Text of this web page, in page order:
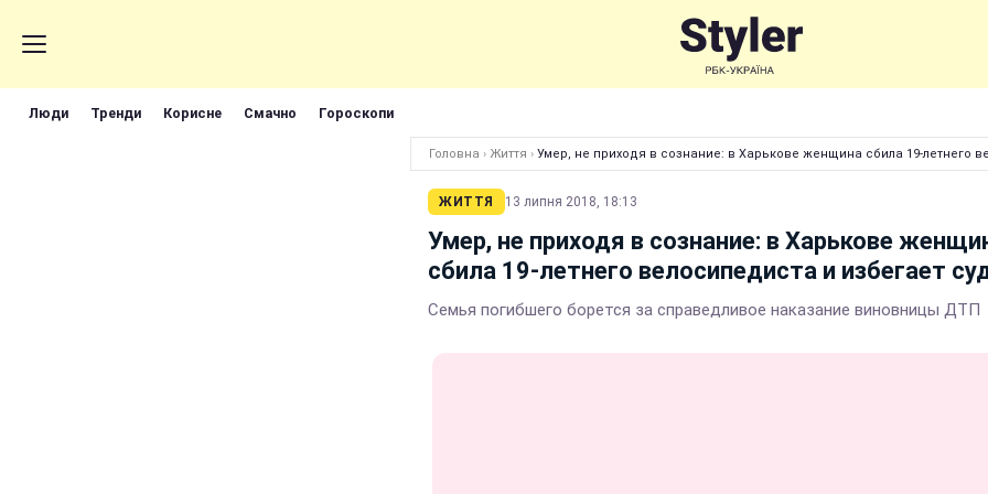
Люди Тренди Корисне Смачно Гороскопи
Головна › Життя › Умер, не приходя в сознание: в Харькове женщина сбила 19-летнего
ЖИТТЯ 13 липня 2018, 18:13
Умер, не приходя в сознание: в Харькове
сбила 19-летнего велосипедиста и избегает
Семья погибшего борется за справедливое наказание виновницы ДТП